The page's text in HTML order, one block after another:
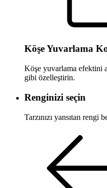
Köşe Yuvarlama
Köşe yuvarlama efektini
gibi özelleştirin.
Renginizi seçin
Tarzınızı yansıtan rengi